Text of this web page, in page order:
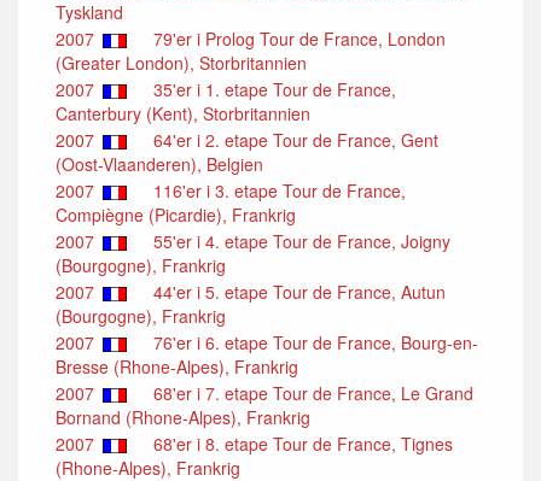
Tyskland
2007
79'er i Prolog Tour de France, London
(Greater London), Storbritannien
2007
35'er i 1. etape Tour de France,
Canterbury (Kent), Storbritannien
2007
64'er i 2. etape Tour de France, Gent
(Oost-Vlaanderen), Belgien
2007
116'er i 3. etape Tour de France,
Compiègne (Picardie), Frankrig
2007
55'er i 4. etape Tour de France, Joigny
(Bourgogne), Frankrig
2007
44'er i 5. etape Tour de France, Autun
(Bourgogne), Frankrig
2007
76'er i 6. etape Tour de France, Bourg-en-
Bresse (Rhone-Alpes), Frankrig
2007
68'er i 7. etape Tour de France, Le Grand
Bornand (Rhone-Alpes), Frankrig
2007
68'er i 8. etape Tour de France, Tignes
(Rhone-Alpes), Frankrig